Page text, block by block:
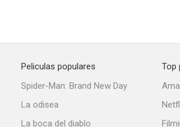
Peliculas populares
Spider-Man: Brand New Day
La odisea
La boca del diablo
Top